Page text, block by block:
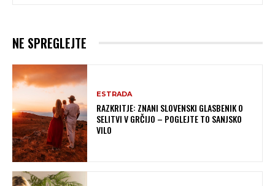
NE SPREGLEJTE
ESTRADA
RAZKRITJE: ZNANI SLOVENSKI GLASBENIK O
SELITVI V GRČIJO – POGLEJTE TO SANJSKO
VILO